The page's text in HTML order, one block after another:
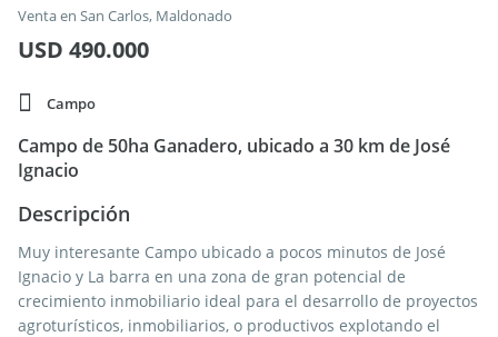
Venta en San Carlos, Maldonado
USD 490.000
Campo
Campo de 50ha Ganadero, ubicado a 30 km de José
Ignacio
Descripción
Muy interesante Campo ubicado a pocos minutos de José
Ignacio y La barra en una zona de gran potencial de
crecimiento inmobiliario ideal para el desarrollo de proyectos
agroturísticos, inmobiliarios, o productivos explotando el